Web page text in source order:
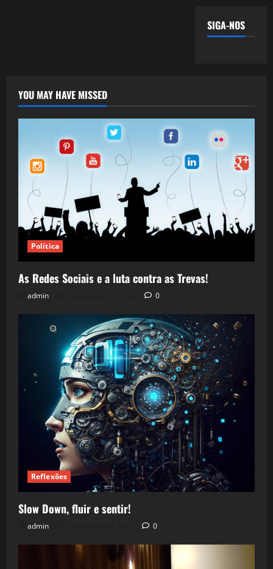
SIGA-NOS
YOU MAY HAVE MISSED
Política
As Redes Sociais e a luta contra as Trevas!
admin 0
Reflexões
Slow Down, fluir e sentir!
admin 0